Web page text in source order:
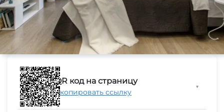
QR код на страницу
Скопировать ссылку
▼